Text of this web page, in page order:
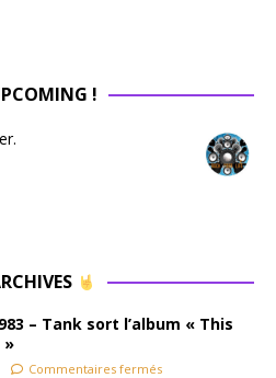
!
– Tank sort l’album « This
»
Commentaires fermés